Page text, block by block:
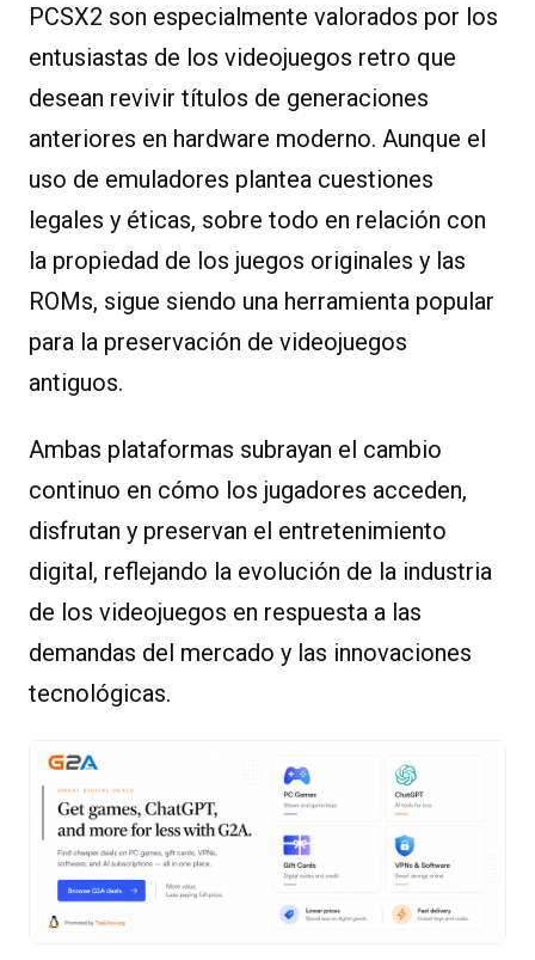
PCSX2 son especialmente valorados por los
entusiastas de los videojuegos retro que
desean revivir títulos de generaciones
anteriores en hardware moderno. Aunque el
uso de emuladores plantea cuestiones
legales y éticas, sobre todo en relación con
la propiedad de los juegos originales y las
ROMs, sigue siendo una herramienta popular
para la preservación de videojuegos
antiguos.
Ambas plataformas subrayan el cambio
continuo en cómo los jugadores acceden,
disfrutan y preservan el entretenimiento
digital, reflejando la evolución de la industria
de los videojuegos en respuesta a las
demandas del mercado y las innovaciones
tecnológicas.